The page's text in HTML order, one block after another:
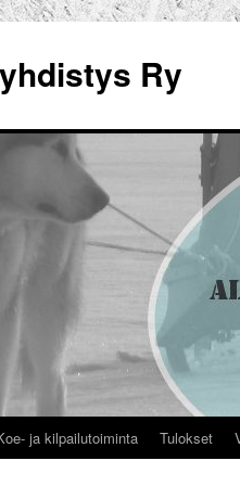
Ry
ja kilpailutoiminta Tulokset